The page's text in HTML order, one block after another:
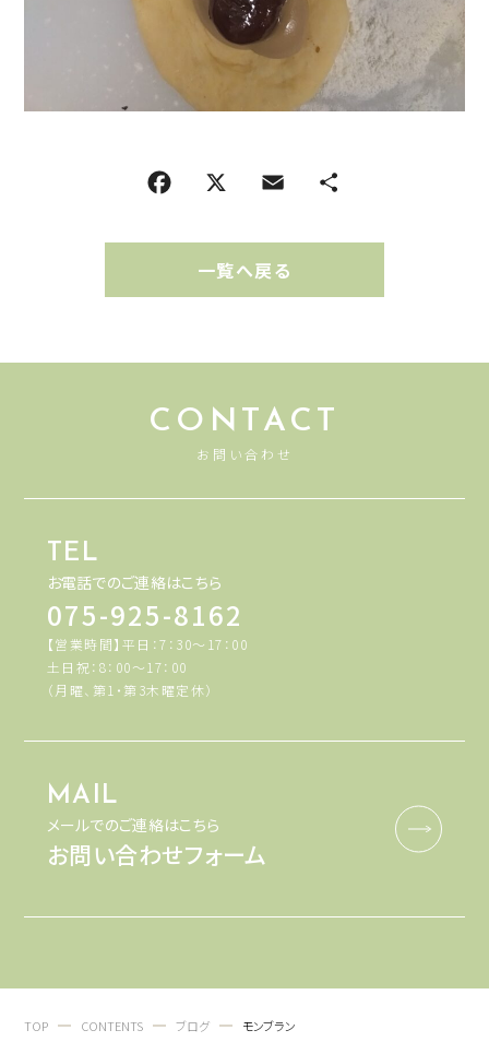
一覧へ戻る
CONTACT
お問い合わせ
TEL
お電話でのご連絡はこちら
075-925-8162
【営業時間】平日：7：30～17：00
土日祝：8：00～17：00
（月曜、第1・第3木曜定休）
MAIL
メールでのご連絡はこちら
お問い合わせフォーム
TOP CONTENTS ブログ モンブラン